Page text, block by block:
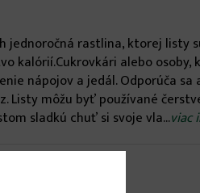
jednoročná rastlina, ktorej listy
kalórií.Cukrovkári alebo osoby,
nápojov a jedál. Odporúča
Listy môžu byť používané
sladkú chuť si svoje vla...viac